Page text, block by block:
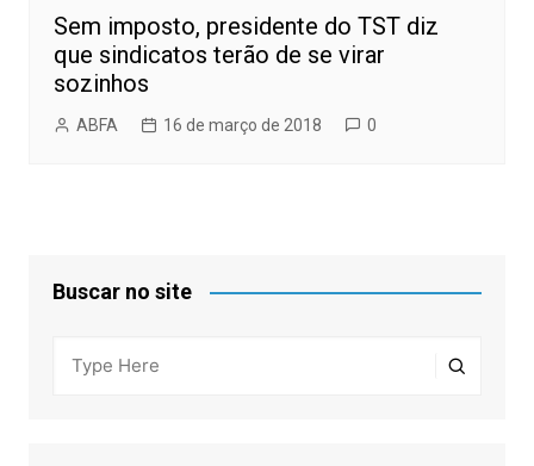
Sem imposto, presidente do TST diz
que sindicatos terão de se virar
sozinhos
ABFA 16 de março de 2018 0
Buscar no site